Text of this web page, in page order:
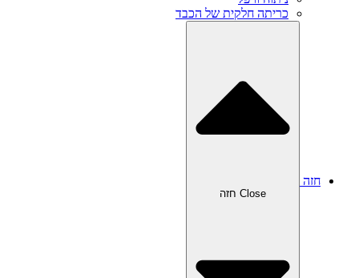
כריתה חלקית של הכבד
חזה
Close חזה